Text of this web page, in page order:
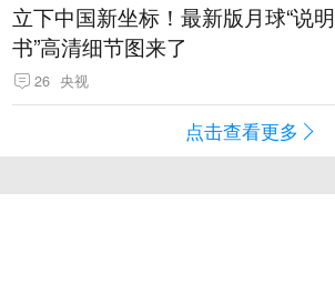
立下中国新坐标！最新版月球“说明
书”高清细节图来了
26 央视
点击查看更多